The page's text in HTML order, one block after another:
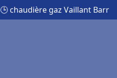
🕒 chaudière gaz Vaillant Barr